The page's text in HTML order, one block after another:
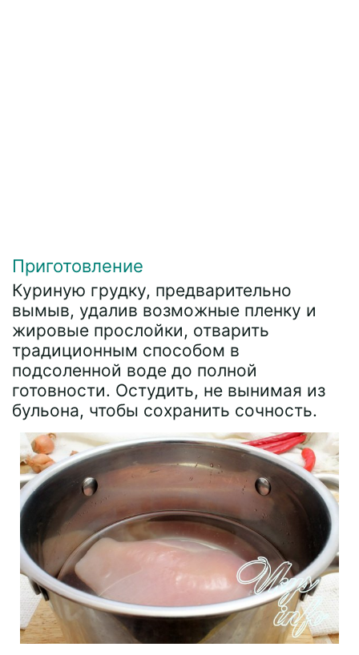
Приготовление
Куриную грудку, предварительно
вымыв, удалив возможные пленку и
жировые прослойки, отварить
традиционным способом в
подсоленной воде до полной
готовности. Остудить, не вынимая из
бульона, чтобы сохранить сочность.